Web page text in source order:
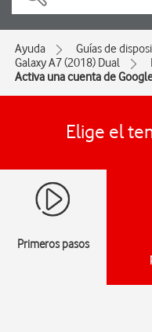
Ayuda Guías de
Galaxy A7 (2018) Dual
Activa una cuenta de
Elige el
Primeros pasos